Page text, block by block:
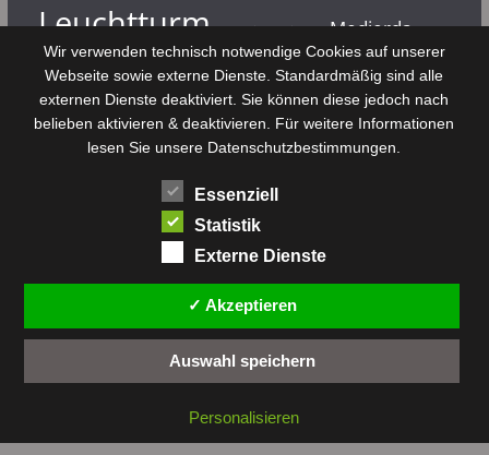
Leuchtturm Mahdia Majerda Medjerda
Monastir Médenine Nabeul Nouvelair Punier
Rundfunk Römer Salzsee Sebkha
Sfax Sidi Bou Said Souk El Arba Sousse
Stadt Tabarka Telekommunikation
Zaghouan
Wir verwenden technisch notwendige Cookies auf unserer
Webseite sowie externe Dienste. Standardmäßig sind alle
externen Dienste deaktiviert. Sie können diese jedoch nach
belieben aktivieren & deaktivieren. Für weitere Informationen
lesen Sie unsere Datenschutzbestimmungen.
Essenziell
Statistik
Externe Dienste
✓ Akzeptieren
Auswahl speichern
Personalisieren